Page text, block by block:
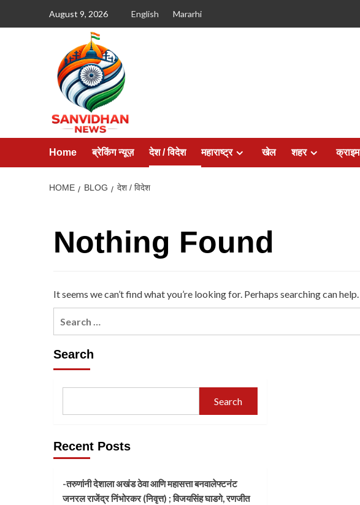
August 9, 2026 English Mararhi
Home ब्रेकिंग न्यूज़ देश / विदेश महाराष्ट्र खेल शहर क्राइम
HOME BLOG देश / विदेश
Nothing Found
It seems we can’t find what you’re looking for. Perhaps searching can help.
Search
Search
Recent Posts
-तरुणांनी देशाला अखंड ठेवा आणि महासत्ता बनवालेफ्टनंट
जनरल राजेंद्र निंभोरकर (निवृत्त) ; विजयसिंह घाडगे, रणजीत